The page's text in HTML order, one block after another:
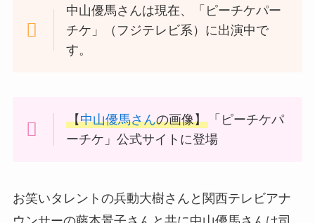
中山優馬さんは現在、「ピーチケパー
チケ」（フジテレビ系）に出演中で
す。
【中山優馬さんの画像】 「ピーチケパ
ーチケ」公式サイトに登場
お笑いタレントの兵動大樹さんと関西テレビアナ